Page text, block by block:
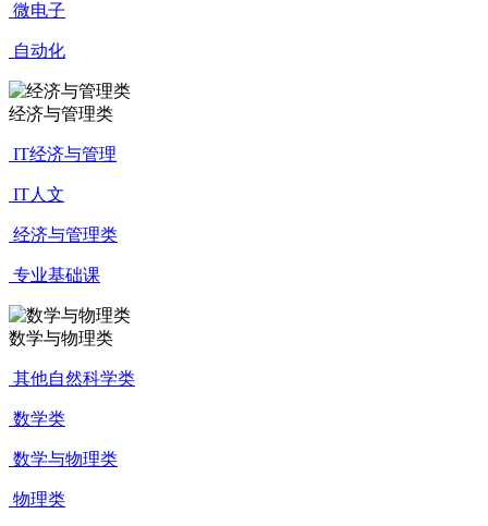
微电子
自动化
经济与管理类
IT经济与管理
IT人文
经济与管理类
专业基础课
数学与物理类
其他自然科学类
数学类
数学与物理类
物理类